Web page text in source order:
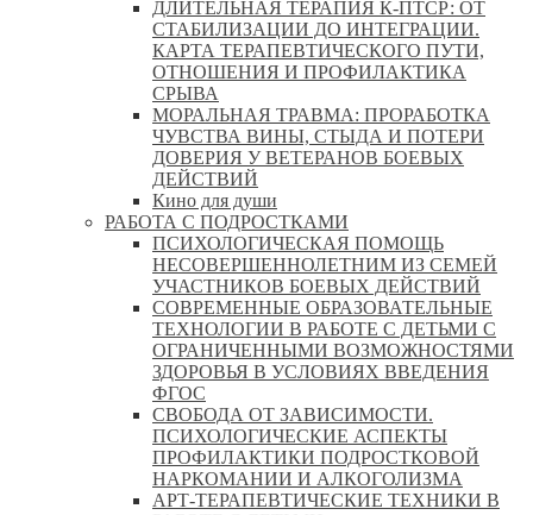
ДЛИТЕЛЬНАЯ ТЕРАПИЯ К-ПТСР: ОТ
СТАБИЛИЗАЦИИ ДО ИНТЕГРАЦИИ.
КАРТА ТЕРАПЕВТИЧЕСКОГО ПУТИ,
ОТНОШЕНИЯ И ПРОФИЛАКТИКА
СРЫВА
МОРАЛЬНАЯ ТРАВМА: ПРОРАБОТКА
ЧУВСТВА ВИНЫ, СТЫДА И ПОТЕРИ
ДОВЕРИЯ У ВЕТЕРАНОВ БОЕВЫХ
ДЕЙСТВИЙ
Кино для души
РАБОТА С ПОДРОСТКАМИ
ПСИХОЛОГИЧЕСКАЯ ПОМОЩЬ
НЕСОВЕРШЕННОЛЕТНИМ ИЗ СЕМЕЙ
УЧАСТНИКОВ БОЕВЫХ ДЕЙСТВИЙ
СОВРЕМЕННЫЕ ОБРАЗОВАТЕЛЬНЫЕ
ТЕХНОЛОГИИ В РАБОТЕ С ДЕТЬМИ С
ОГРАНИЧЕННЫМИ ВОЗМОЖНОСТЯМИ
ЗДОРОВЬЯ В УСЛОВИЯХ ВВЕДЕНИЯ
ФГОС
СВОБОДА ОТ ЗАВИСИМОСТИ.
ПСИХОЛОГИЧЕСКИЕ АСПЕКТЫ
ПРОФИЛАКТИКИ ПОДРОСТКОВОЙ
НАРКОМАНИИ И АЛКОГОЛИЗМА
АРТ-ТЕРАПЕВТИЧЕСКИЕ ТЕХНИКИ В